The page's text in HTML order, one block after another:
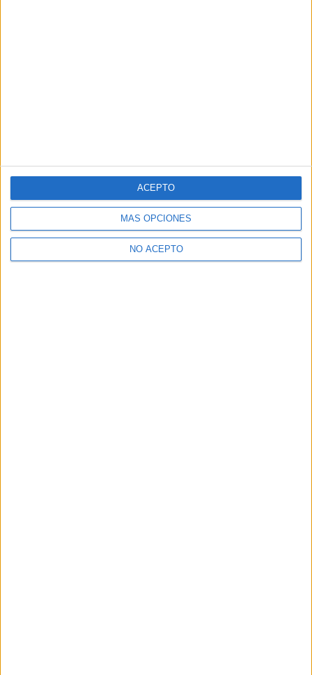
MÁS OPCIONES
NO ACEPTO
ACEPTO